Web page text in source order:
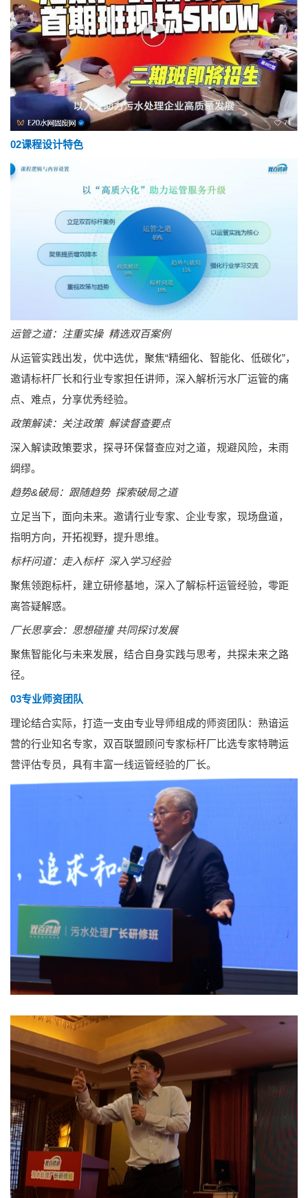
02‍课程设计特色
运管之道：注重实操 精选双百案例
从运管实践出发，优中选优，聚焦“精细化、智能化、低碳化”，
邀请标杆厂长和行业专家担任讲师，深入解析污水厂运管的痛
点、难点，分享优秀经验。
政策解读：关注政策 解读督查要点
深入解读政策要求，探寻环保督查应对之道，规避风险，未雨
绸缪。
趋势&破局：跟随趋势 探索破局之道
立足当下，面向未来。邀请行业专家、企业专家，现场盘道，
指明方向，开拓视野，提升思维。
标杆问道：走入标杆 深入学习经验
聚焦领跑标杆，建立研修基地，深入了解标杆运管经验，零距
离答疑解惑。
厂长思享会：思想碰撞 共同探讨发展
聚焦智能化与未来发展，结合自身实践与思考，共探未来之路
径。
03‍专业师资团队
理论结合实际，打造一支由专业导师组成的师资团队：熟谙运
营的行业知名专家，双百联盟顾问专家标杆厂比选专家特聘运
营评估专员，具有丰富一线运管经验的厂长。